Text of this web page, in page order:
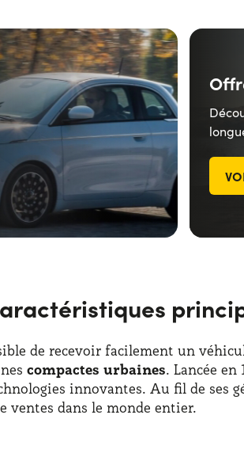
de recevoir facilement un
compactes urbaines. Lancée
innovantes. Au fil de ses
ventes dans le monde entier.